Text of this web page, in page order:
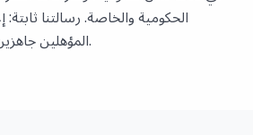
الحكومية والخاصة. رسالتنا
المؤهلين جاهزين للعمل من اليوم الأول.